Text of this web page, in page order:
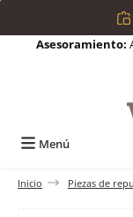
Saltar al contenido
Asesoramiento:
Menú
Inicio Piezas de